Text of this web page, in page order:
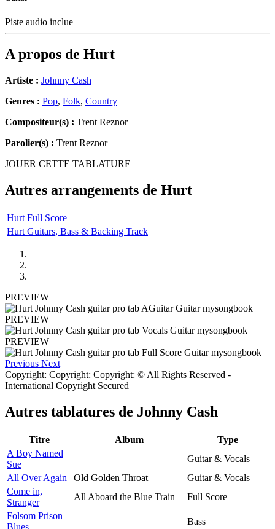
Piste audio inclue
A propos de Hurt
Artiste : Johnny Cash
Genres : Pop, Folk, Country
Compositeur(s) : Trent Reznor
Parolier(s) : Trent Reznor
JOUER CETTE TABLATURE
Autres arrangements de Hurt
Hurt Full Score
Hurt Guitars, Bass & Backing Track
PREVIEW
PREVIEW
PREVIEW
Previous Next
Copyright: Copyright: Copyright: © All Rights Reserved -
International Copyright Secured
Autres tablatures de Johnny Cash
Titre Album
Type
A Boy Named
Sue
Guitar & Vocals
All Over Again
Old Golden Throat
Guitar & Vocals
Come in,
Stranger
All Aboard the Blue Train
Full Score
Folsom Prison
Blues
Bass